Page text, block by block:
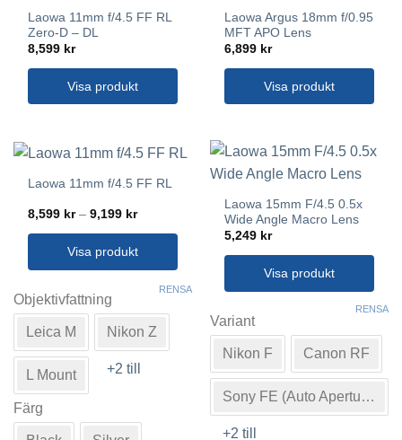
kan
väljas
på
produktsidan
på
produktsidan
Laowa 11mm f/4.5 FF RL
Zero-D – DL
8,599 kr
Visa produkt
Laowa Argus 18mm f/0.95
MFT APO Lens
6,899 kr
Visa produkt
Laowa 11mm f/4.5 FF RL
8,599 kr – 9,199 krPrisintervall:
till
9,199 kr
Visa produkt
här
produkten
har
flera
varianter.
De
olika
Objektivfattning
Leica M Nikon Z
L Mount +2 till
Färg
RENSA
Laowa 15mm F/4.5 0.5x
Wide Angle Macro Lens
5,249 kr
Visa produkt
här
produkten
har
flera
varianter.
De
olika
Variant
Nikon F Canon RF
Sony FE (Auto Aperture)
+2 till
RENSA